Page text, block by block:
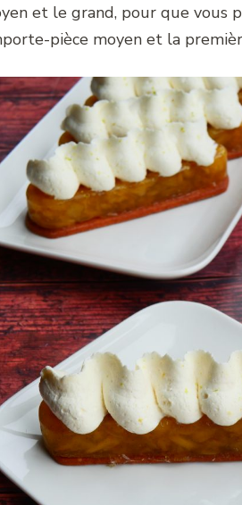
et le grand, pour que
pièce moyen et la